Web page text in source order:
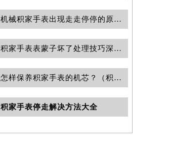
机械积家手表出现走走停停的原因是什么？
积家手表表蒙子坏了处理技巧深度解析
怎样保养积家手表的机芯？（积家手表机芯的保养方法）
积家手表停走解决方法大全